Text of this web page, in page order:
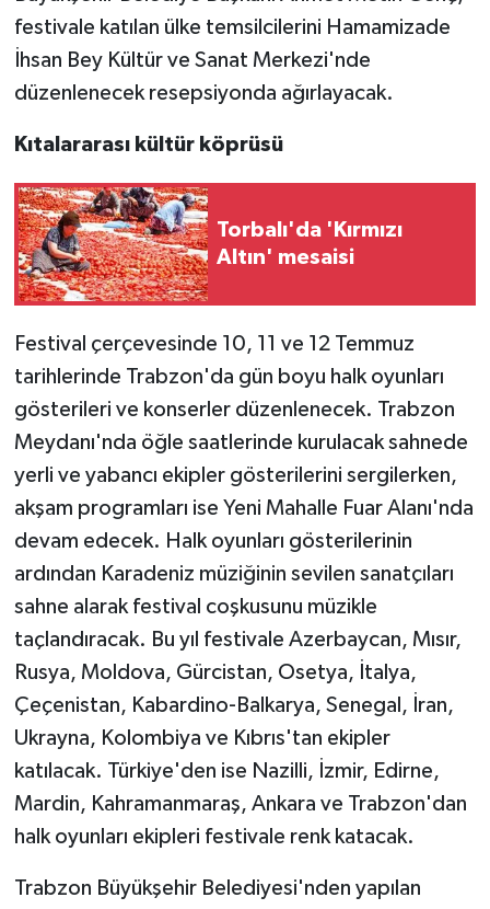
festivale katılan ülke temsilcilerini Hamamizade
İhsan Bey Kültür ve Sanat Merkezi'nde
düzenlenecek resepsiyonda ağırlayacak.
Kıtalararası kültür köprüsü
Torbalı'da 'Kırmızı
Altın' mesaisi
Festival çerçevesinde 10, 11 ve 12 Temmuz
tarihlerinde Trabzon'da gün boyu halk oyunları
gösterileri ve konserler düzenlenecek. Trabzon
Meydanı'nda öğle saatlerinde kurulacak sahnede
yerli ve yabancı ekipler gösterilerini sergilerken,
akşam programları ise Yeni Mahalle Fuar Alanı'nda
devam edecek. Halk oyunları gösterilerinin
ardından Karadeniz müziğinin sevilen sanatçıları
sahne alarak festival coşkusunu müzikle
taçlandıracak. Bu yıl festivale Azerbaycan, Mısır,
Rusya, Moldova, Gürcistan, Osetya, İtalya,
Çeçenistan, Kabardino-Balkarya, Senegal, İran,
Ukrayna, Kolombiya ve Kıbrıs'tan ekipler
katılacak. Türkiye'den ise Nazilli, İzmir, Edirne,
Mardin, Kahramanmaraş, Ankara ve Trabzon'dan
halk oyunları ekipleri festivale renk katacak.
Trabzon Büyükşehir Belediyesi'nden yapılan